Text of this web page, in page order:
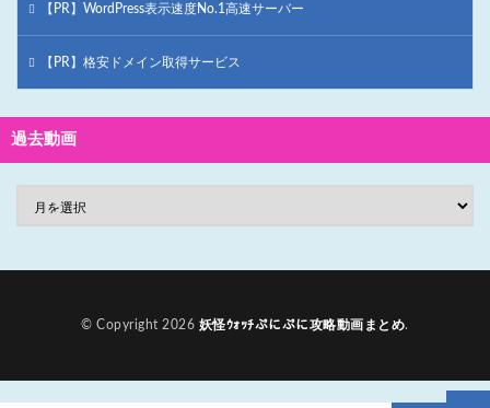
【PR】WordPress表示速度No.1高速サーバー
【PR】格安ドメイン取得サービス
過去動画
© Copyright 2026 妖怪ｳｫｯﾁぷにぷに攻略動画まとめ.